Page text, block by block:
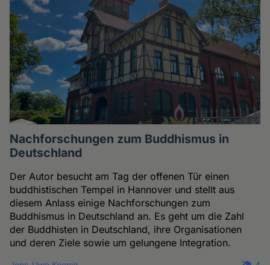
Nachforschungen zum Buddhismus in
Deutschland
Der Autor besucht am Tag der offenen Tür einen
buddhistischen Tempel in Hannover und stellt aus
diesem Anlass einige Nachforschungen zum
Buddhismus in Deutschland an. Es geht um die Zahl
der Buddhisten in Deutschland, ihre Organisationen
und deren Ziele sowie um gelungene Integration.